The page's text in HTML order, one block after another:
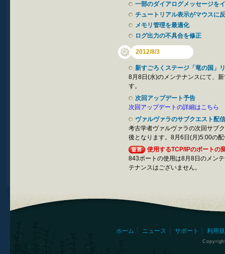
一部のダイアログメッセージを
チュートリアル表示がマウスに
メモリ管理を最適化
ログ出力の不具合を修正
2012/8/3
新すごろくステージ「竜の国」
8月8日(水)のメンテナンスにて、
す。
次回アップデート予告
次回アップデートの詳細はこちら
ヴァルヴァラのサブクエスト配
考古学者ヴァルヴァラの次回サブ
後となります。8月6日(月)5:00の
使用するTCP/IPのポートの
843ポートの使用は8月8日のメン
テナンスはございません。
ホーム ニュース サポート 利用